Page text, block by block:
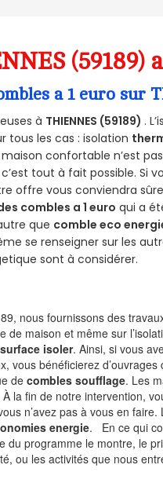
(59189)
a 1 euro sur
à THIENNES (59189) .
tous les cas : isolation
confortable n’est
c’est tout à fait possible. Si
offre vous conviendra
combles a 1 euro qui a
que comble eco
se renseigner sur les
sont à considérer.
nous fournissons des
de maison et même sur
surface isoler. Ainsi, si vous
vous bénéficierez
decombles soufflage. Les
la fin de notre intervention,
n’avez pas à vous en
energie. En ce qui
du programme le montre, le
ou les activités que nous